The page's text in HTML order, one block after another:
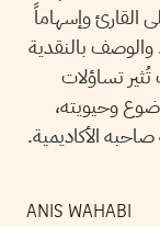
القارئ وإسهاماً
بالنقدية
تساؤلات
وحيويته،
الأكاديمية.
ANIS WAHABI